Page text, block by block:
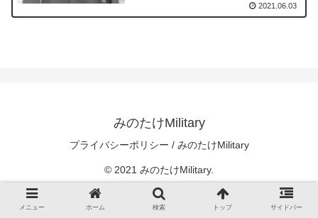
2021.06.03
みのたけMilitary
プライバシーポリシー / みのたけMilitary
© 2021 みのたけMilitary.
メニュー ホーム 検索 トップ サイドバー